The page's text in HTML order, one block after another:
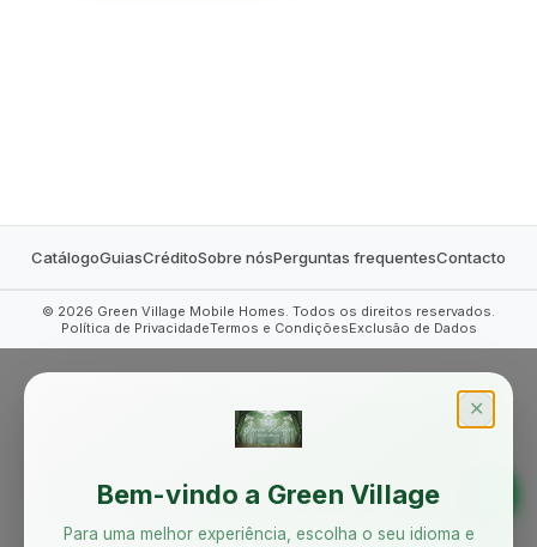
CatálogoGuiasCréditoSobre nósPerguntas frequentesContacto
© 2026 Green Village Mobile Homes. Todos os direitos reservados.
Política de PrivacidadeTermos e CondiçõesExclusão de Dados
✕
Bem-vindo a Green Village
Para uma melhor experiência, escolha o seu idioma e